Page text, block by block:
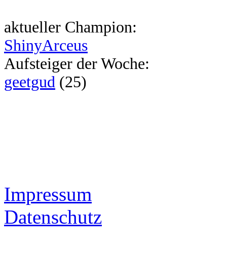
aktueller Champion:
ShinyArceus
Aufsteiger der Woche:
geetgud (25)
Impressum
Datenschutz